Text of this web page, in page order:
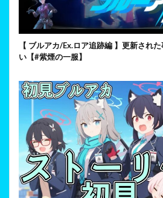
【 ブルアカ/Ex.ロア追跡編 】更新され
い【#紫煙の一服】